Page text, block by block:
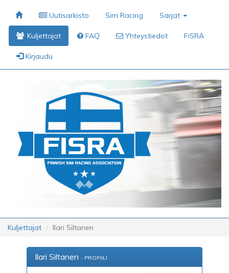
Uutisarkisto Sim Racing Sarjat
Kuljettajat FAQ Yhteystiedot FiSRA
Kirjaudu
Kuljettajat Ilari Siltanen
Ilari Siltanen - PROFIILI